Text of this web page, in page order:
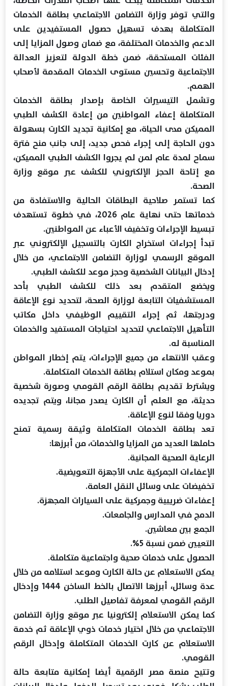
والتي توفر وزارة التضامن الاجتماعي بطاقة الخدمات
المتكاملة بهدف تسهيل حصول المستفيدين على
الدعم والخدمات المختلفة، مع ضمان وصول المزايا إلى
الفئات المستحقة، ضمن خطة الدولة لتعزيز العدالة
الاجتماعية وتحسين مستوى الخدمات المقدمة لأصحاب
الهمم.
وتشمل التيسيرات الخاصة بإصدار بطاقة الخدمات
المتكاملة إعفاء المواطنين من إعادة الكشف الطبي
المميكن مدى الحياة، مع إمكانية تجديد الكارت بسهولة
دون الحاجة إلى إجراء فحص جديد، إلى جانب منح فترة
سماح لمدة عام لمن لم يجروا الكشف الطبي المميكن،
مع إتاحة الحجز الإلكتروني للكشف عبر موقع وزارة
الصحة.
كما تستمر صلاحية البطاقات الحالية والاستفادة من
خدماتها حتى نهاية عام 2026، في خطوة تستهدف
تبسيط الإجراءات وتخفيف الأعباء عن المواطنين.
تبدأ إجراءات استخراج الكارت بالتسجيل الإلكتروني عبر
الموقع الرسمي لوزارة التضامن الاجتماعي، من خلال
إدخال البيانات الشخصية وحجز موعد للكشف الطبي.
ويخضع المتقدم بعد ذلك للكشف الطبي بأحد
المستشفيات التابعة لوزارة الصحة، لتحديد نوع الإعاقة
ودرجتها، ثم إجراء التقييم الوظيفي داخل مكاتب
التأهيل الاجتماعي لتحديد احتياجات المستفيد والخدمات
المناسبة له.
وعقب الانتهاء من جميع الإجراءات، يتم إخطار المواطن
بموعد ومكان استلام بطاقة الخدمات المتكاملة.
ويشترط تقديم بطاقة الرقم القومي وصورة شخصية
حديثة، مع العلم أن الكارت يصدر مجانا، ويتم تجديده
دوريا وفقا لنوع الإعاقة.
تعد بطاقة الخدمات المتكاملة وثيقة رسمية تمنح
حاملها العديد من المزايا والخدمات، من أبرزها:
الرعاية الصحية المجانية.
الإعفاءات الجمركية على الأجهزة التعويضية.
تخفيضات على وسائل النقل العامة.
إعفاءات ضريبية وجمركية على السيارات المجهزة.
الدمج في المدارس والجامعات.
الجمع بين معاشين.
التعيين ضمن نسبة 5%.
الحصول على خدمات صحية واجتماعية متكاملة.
يمكن الاستعلام عن حالة الكارت وموعد استلامه من خلال
عدة وسائل، أبرزها الاتصال بالخط الساخن 1444 وإدخال
الرقم القومي لمعرفة تفاصيل الطلب.
كما يمكن الاستعلام إلكترونيا عبر موقع وزارة التضامن
الاجتماعي من خلال اختيار خدمات ذوي الإعاقة ثم خدمة
الاستعلام عن كارت الخدمات المتكاملة وإدخال الرقم
القومي.
وتتيح منصة مصر الرقمية أيضا إمكانية متابعة حالة